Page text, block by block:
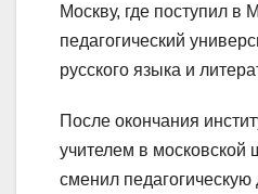
Москву, где поступил в
педагогический
русского языка и
После окончания
учителем в московской
сменил педагогическую